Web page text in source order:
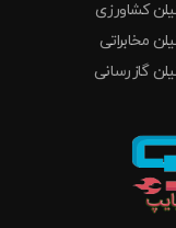
کشاورزی
مخابراتی
گازرسانی